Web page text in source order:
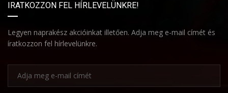
IRATKOZZON FEL HÍRLEVELÜNKRE!
Legyen naprakész akcióinkat illetően. Adja meg e-mail címét és
íratkozzon fel hírlevelünkre.